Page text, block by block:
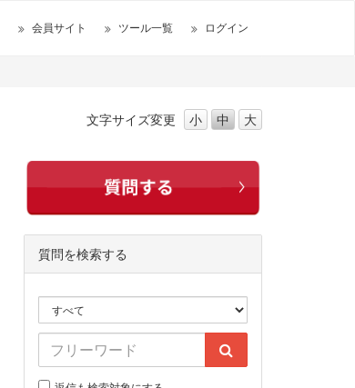
会員サイト ツール一覧 ログイン
文字サイズ変更 小 中 大
質問を検索する